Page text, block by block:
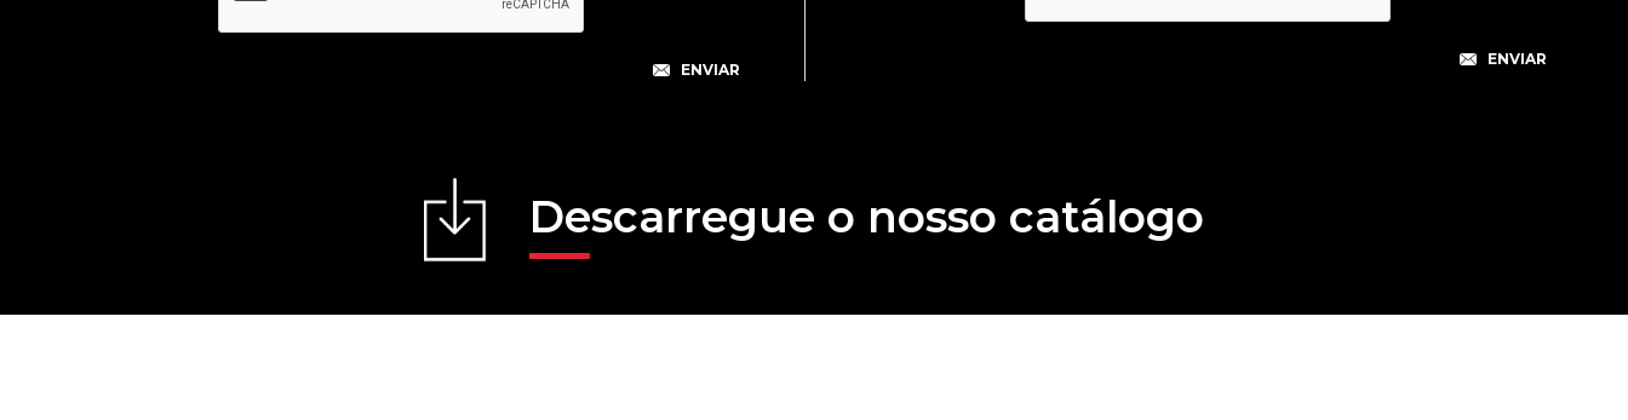
Descarregue o nosso catálogo